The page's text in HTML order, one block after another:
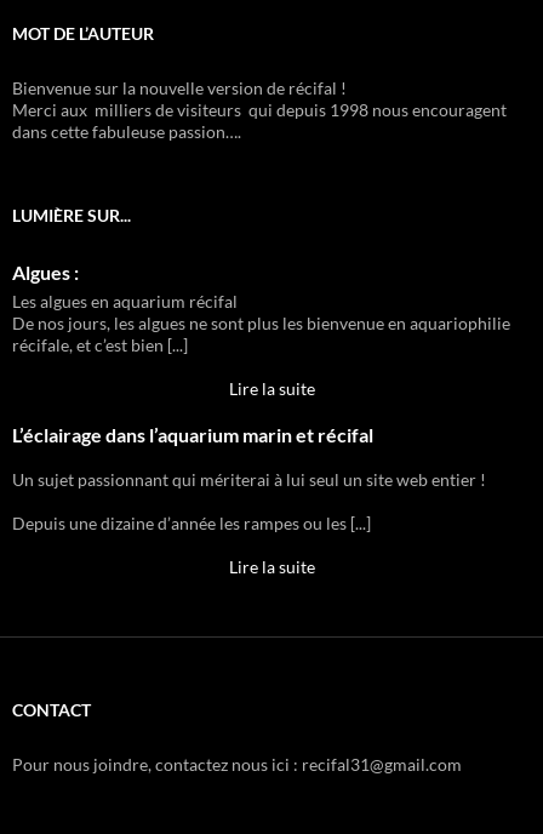
MOT DE L’AUTEUR
Bienvenue sur la nouvelle version de récifal !
Merci aux milliers de visiteurs qui depuis 1998 nous encouragent
dans cette fabuleuse passion….
LUMIÈRE SUR...
Algues :
Les algues en aquarium récifal
De nos jours, les algues ne sont plus les bienvenue en aquariophilie
récifale, et c’est bien [...]
Lire la suite
L’éclairage dans l’aquarium marin et récifal
Un sujet passionnant qui mériterai à lui seul un site web entier !
Depuis une dizaine d’année les rampes ou les [...]
Lire la suite
CONTACT
Pour nous joindre, contactez nous ici : recifal31@gmail.com